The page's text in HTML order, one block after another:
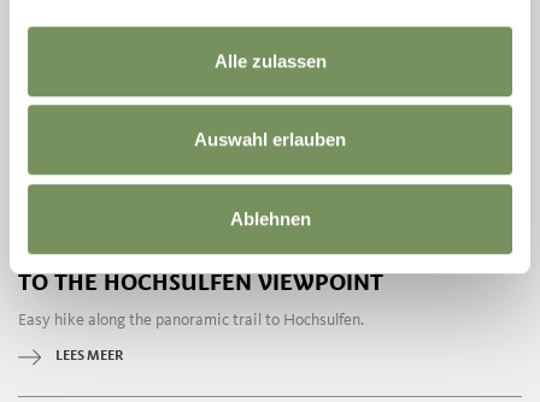
Alle zulassen
Auswahl erlauben
Ablehnen
HIKING, WINTER HIKES
TO THE HOCHSULFEN VIEWPOINT
Easy hike along the panoramic trail to Hochsulfen.
LEES MEER